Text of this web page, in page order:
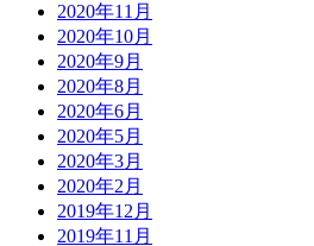
2020年11月
2020年10月
2020年9月
2020年8月
2020年6月
2020年5月
2020年3月
2020年2月
2019年12月
2019年11月